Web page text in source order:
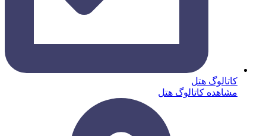
کاتالوگ هتل
مشاهده کاتالوگ هتل